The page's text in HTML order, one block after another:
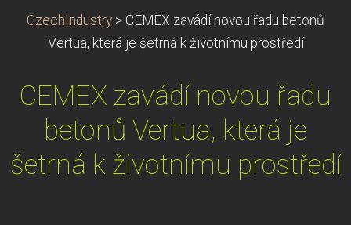
CzechIndustry > CEMEX zavádí novou řadu betonů
Vertua, která je šetrná k životnímu prostředí
CEMEX zavádí novou řadu
betonů Vertua, která je
šetrná k životnímu prostředí